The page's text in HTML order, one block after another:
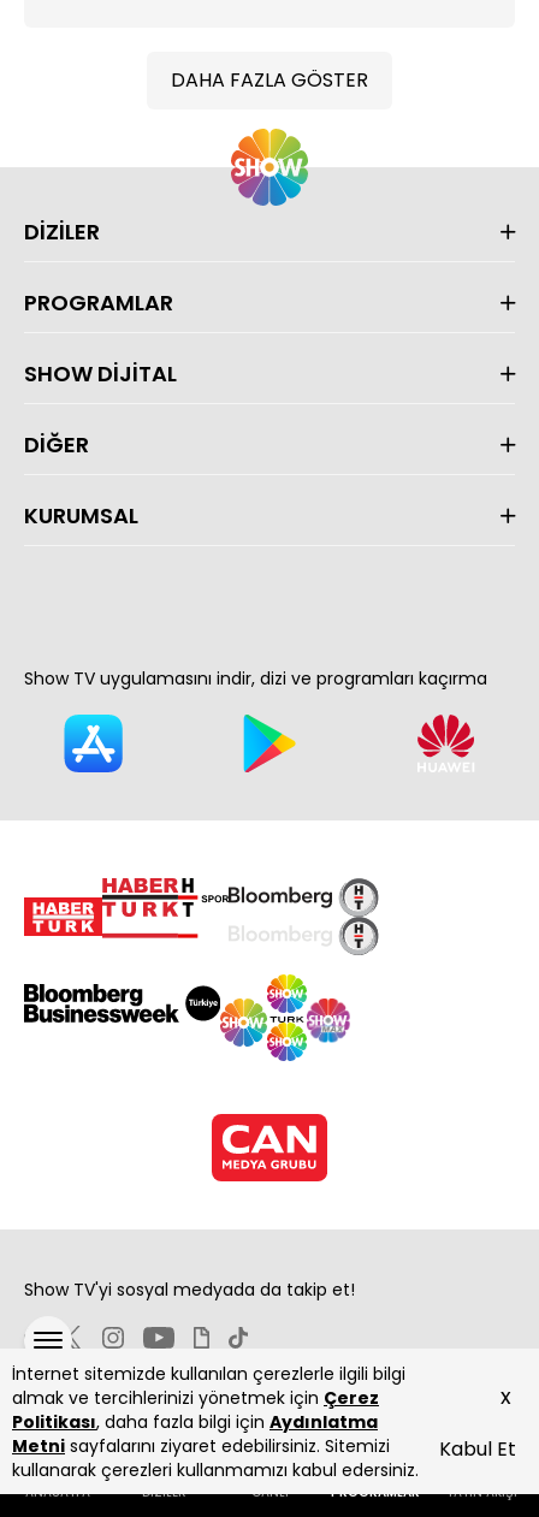
DAHA FAZLA GÖSTER
ANASAYFA DİZİLER CANLI PROGRAMLAR YAYIN AKIŞI
İnternet sitemizde kullanılan çerezlerle ilgili bilgi
almak ve tercihlerinizi yönetmek için Çerez
Politikası, daha fazla bilgi için Aydınlatma
Metni sayfalarını ziyaret edebilirsiniz. Sitemizi
kullanarak çerezleri kullanmamızı kabul edersiniz.
Kabul Et
x
DİZİLER
PROGRAMLAR
SHOW DİJİTAL
DİĞER
KURUMSAL
Show TV uygulamasını indir, dizi ve programları kaçırma
Show TV'yi sosyal medyada da takip et!
Copyright 2026 Show Televizyon Yayıncılık A.Ş.